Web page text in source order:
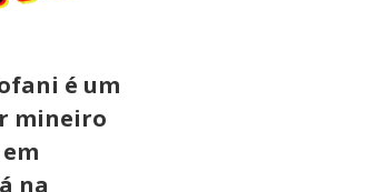
é um
mineiro
na